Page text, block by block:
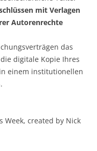
mit Verlagen
Autorenrechte
das
digitale Kopie Ihres
einem institutionellen
Week, created by Nick